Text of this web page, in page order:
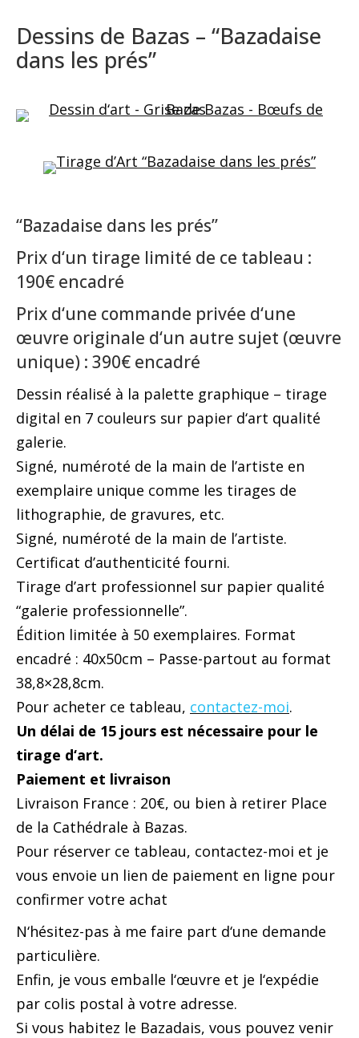
Dessins de Bazas – “Bazadaise
dans les prés”
“Bazadaise dans les prés”
Prix d‘un tirage limité de ce tableau :
190€ encadré
Prix d‘une commande privée d‘une
œuvre originale d‘un autre sujet (œuvre
unique) : 390€ encadré
Dessin réalisé à la palette graphique – tirage
digital en 7 couleurs sur papier d‘art qualité
galerie.
Signé, numéroté de la main de l’artiste en
exemplaire unique comme les tirages de
lithographie, de gravures, etc.
Signé, numéroté de la main de l’artiste.
Certificat d’authenticité fourni.
Tirage d’art professionnel sur papier qualité
“galerie professionnelle”.
Édition limitée à 50 exemplaires. Format
encadré : 40x50cm – Passe-partout au format
38,8×28,8cm.
Pour acheter ce tableau, contactez-moi.
Un délai de 15 jours est nécessaire pour le
tirage d‘art.
Paiement et livraison
Livraison France : 20€, ou bien à retirer Place
de la Cathédrale à Bazas.
Pour réserver ce tableau, contactez-moi et je
vous envoie un lien de paiement en ligne pour
confirmer votre achat
N‘hésitez-pas à me faire part d‘une demande
particulière.
Enfin, je vous emballe l‘œuvre et je l‘expédie
par colis postal à votre adresse.
Si vous habitez le Bazadais, vous pouvez venir